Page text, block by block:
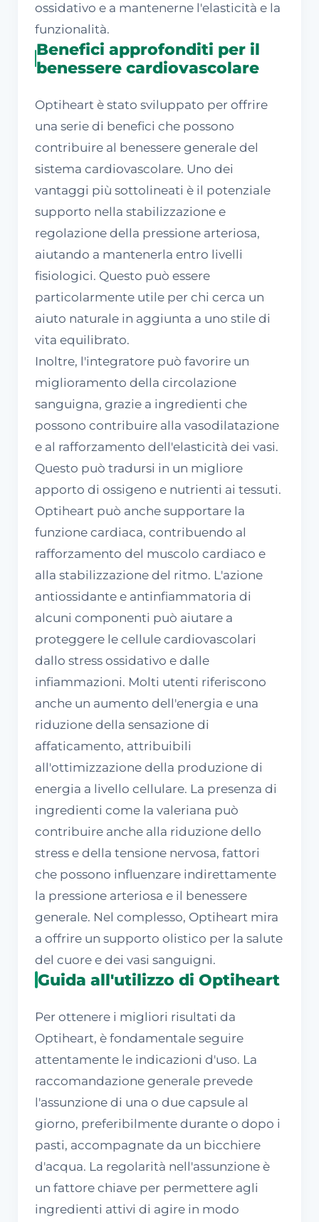
ossidativo e a mantenerne l'elasticità e la
funzionalità.
Benefici approfonditi per il
benessere cardiovascolare
Optiheart è stato sviluppato per offrire
una serie di benefici che possono
contribuire al benessere generale del
sistema cardiovascolare. Uno dei
vantaggi più sottolineati è il potenziale
supporto nella stabilizzazione e
regolazione della pressione arteriosa,
aiutando a mantenerla entro livelli
fisiologici. Questo può essere
particolarmente utile per chi cerca un
aiuto naturale in aggiunta a uno stile di
vita equilibrato.
Inoltre, l'integratore può favorire un
miglioramento della circolazione
sanguigna, grazie a ingredienti che
possono contribuire alla vasodilatazione
e al rafforzamento dell'elasticità dei vasi.
Questo può tradursi in un migliore
apporto di ossigeno e nutrienti ai tessuti.
Optiheart può anche supportare la
funzione cardiaca, contribuendo al
rafforzamento del muscolo cardiaco e
alla stabilizzazione del ritmo. L'azione
antiossidante e antinfiammatoria di
alcuni componenti può aiutare a
proteggere le cellule cardiovascolari
dallo stress ossidativo e dalle
infiammazioni. Molti utenti riferiscono
anche un aumento dell'energia e una
riduzione della sensazione di
affaticamento, attribuibili
all'ottimizzazione della produzione di
energia a livello cellulare. La presenza di
ingredienti come la valeriana può
contribuire anche alla riduzione dello
stress e della tensione nervosa, fattori
che possono influenzare indirettamente
la pressione arteriosa e il benessere
generale. Nel complesso, Optiheart mira
a offrire un supporto olistico per la salute
del cuore e dei vasi sanguigni.
Guida all'utilizzo di Optiheart
Per ottenere i migliori risultati da
Optiheart, è fondamentale seguire
attentamente le indicazioni d'uso. La
raccomandazione generale prevede
l'assunzione di una o due capsule al
giorno, preferibilmente durante o dopo i
pasti, accompagnate da un bicchiere
d'acqua. La regolarità nell'assunzione è
un fattore chiave per permettere agli
ingredienti attivi di agire in modo